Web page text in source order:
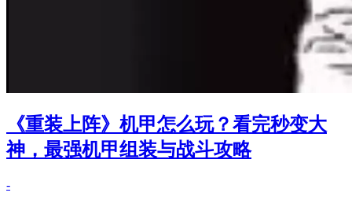
《重装上阵》机甲怎么玩？看完秒变大
神，最强机甲组装与战斗攻略
-